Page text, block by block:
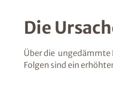
Die
Über die ungedämmte
Folgen sind ein